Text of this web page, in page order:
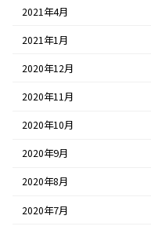
2021年4月
2021年1月
2020年12月
2020年11月
2020年10月
2020年9月
2020年8月
2020年7月